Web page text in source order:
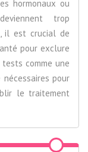
hormonaux ou
trop
il est crucial de
pour exclure
comme une
pour
le traitement